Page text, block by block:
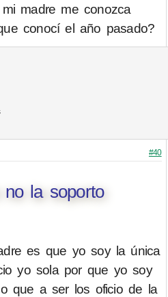
madre me conozca
conocí el año pasado?
#40
la soporto
es que yo soy la única
yo sola por que yo soy
que a ser los oficio de la